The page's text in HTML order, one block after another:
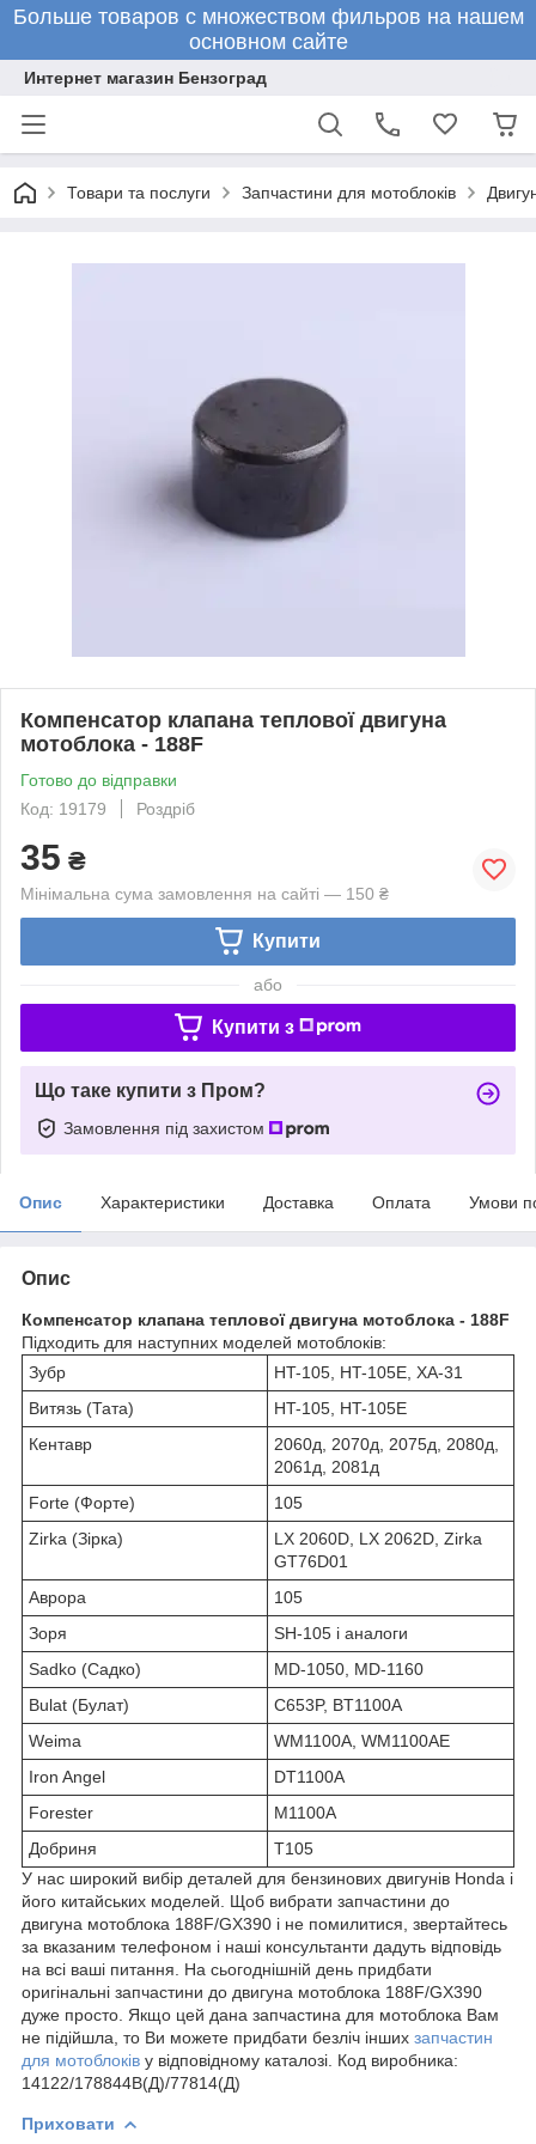
Больше товаров с множеством фильров на нашем
основном сайте
Интернет магазин Бензоград
Товари та послуги Запчастини для мотоблоків
Компенсатор клапана теплової двигуна
мотоблока - 188F
Готово до відправки
Код: 19179
Роздріб
35 ₴
Мінімальна сума замовлення на сайті — 150 ₴
Купити
або
Купити з
Що таке купити з Пром?
Замовлення під захистом
Опис Характеристики Доставка Оплата Умови
Опис
Компенсатор клапана теплової двигуна мотоблока - 188F
Підходить для наступних моделей мотоблоків:
Зубр
HT-105, HT-105E, ХА-31
Витязь (Тата)
HT-105, HT-105E
Кентавр
2060д, 2070д, 2075д, 2080д,
2061д, 2081д
Forte (Форте)
105
Zirka (Зірка)
LX 2060D, LX 2062D, Zirka
GT76D01
Аврора
105
Зоря
SH-105 і аналоги
Sadko (Садко)
MD-1050, MD-1160
Bulat (Булат)
C653P, BT1100A
Weima
WM1100A, WM1100AE
Iron Angel
DT1100A
Forester
M1100A
Добриня
T105
У нас широкий вибір деталей для бензинових двигунів Honda і
його китайських моделей. Щоб вибрати запчастини до
двигуна мотоблока 188F/GX390 і не помилитися, звертайтесь
за вказаним телефоном і наші консультанти дадуть відповідь
на всі ваші питання. На сьогоднішній день придбати
оригінальні запчастини до двигуна мотоблока 188F/GX390
дуже просто. Якщо цей дана запчастина для мотоблока Вам
не підійшла, то Ви можете придбати безліч інших запчастин
для мотоблоків у відповідному каталозі. Код виробника:
14122/178844B(Д)/77814(Д)
Приховати